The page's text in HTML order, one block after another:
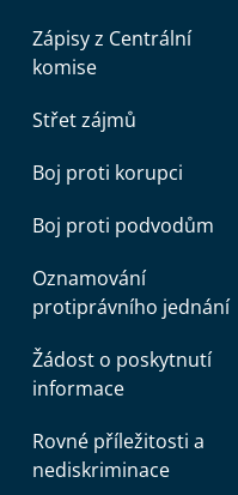
Zápisy z Centrální
komise
Střet zájmů
Boj proti korupci
Boj proti podvodům
Oznamování
protiprávního jednání
Žádost o poskytnutí
informace
Rovné příležitosti a
nediskriminace